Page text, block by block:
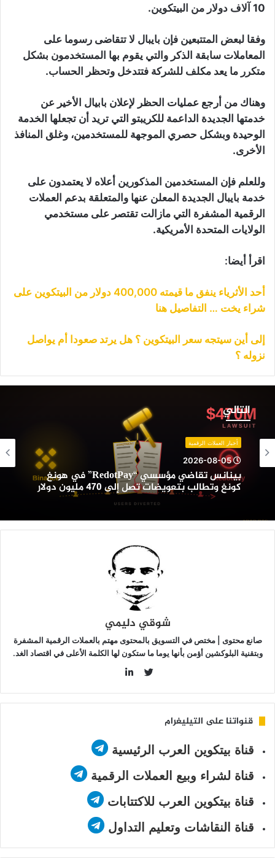
10 آلاف دولار من البيتكوين.
وفقا لبعض المتتبعين فإن بايبال لا تتقاضى رسوما على
المعاملات سابقة الذكر والتي يقوم بها المستخدمون بشكل
متكرر ما يعد مكلف للشركة فتتدخل وتحظر الحساب.
وهناك من أرجع عمليات الحظر لإعلان بابيال الأخير عن
خدمتها الجديدة الداعمة للكريبتو التي تريد أن تجعلها الخدمة
الوحيدة وبشكل حصري الموجهة للمستخدمين، وغلق المنافذ
الأخرى.
وللعلم فإن المستخدمين المذكورين أعلاه لا يعتمدون على
خدمة بايبال الجديدة المعلن عنها والمتعلقة بدعم العملات
الرقمية المشفرة التي مازالت تقتصر على مستخدمي
الولايات المتحدة الأمريكية.
اقرأ أيضا:
أحد الأثرياء ينفق ما قيمته 400,000 دولار من البيتكوين على
شراء يخت … التفاصيل هنا
إلى أين سيتجه سعر البيتكوين ؟ هل يرتد صعودا أم يواصل
نزوله ؟
التاليمؤسسي
“RedotPay”
هونغ
كونغ
إلى
470
أخبار العملات الرقمية
2026-08-05
بينانس تقاضي مؤسسي “RedotPay” في هونغ
كونغ وتطالب بتعويضات تصل إلى 470 مليون دولار
شوقي دليمي
صانع محتوى | مختص في التسويق بالمحتوى مهتم بالعملات الرقمية المشفرة
وبتقنية البلوكشين أؤمن بأنها يوما ما ستكون لها الكلمة الأعلى في اقتصاد الغد.
قنواتنا على التيليغرام
قناة بيتكوين العرب الرئيسية
قناة لشراء وبيع العملات الرقمية
قناة بيتكوين العرب للاكتتابات
قناة النقاشات وتعليم التداول